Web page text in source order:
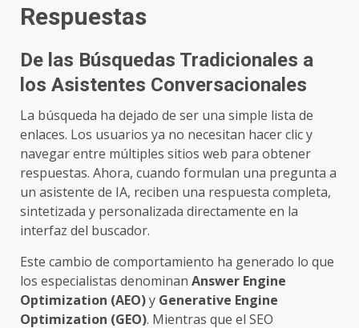
Respuestas
De las Búsquedas Tradicionales a
los Asistentes Conversacionales
La búsqueda ha dejado de ser una simple lista de
enlaces. Los usuarios ya no necesitan hacer clic y
navegar entre múltiples sitios web para obtener
respuestas. Ahora, cuando formulan una pregunta a
un asistente de IA, reciben una respuesta completa,
sintetizada y personalizada directamente en la
interfaz del buscador.
Este cambio de comportamiento ha generado lo que
los especialistas denominan Answer Engine
Optimization (AEO)y Generative Engine
Optimization (GEO). Mientras que el SEO